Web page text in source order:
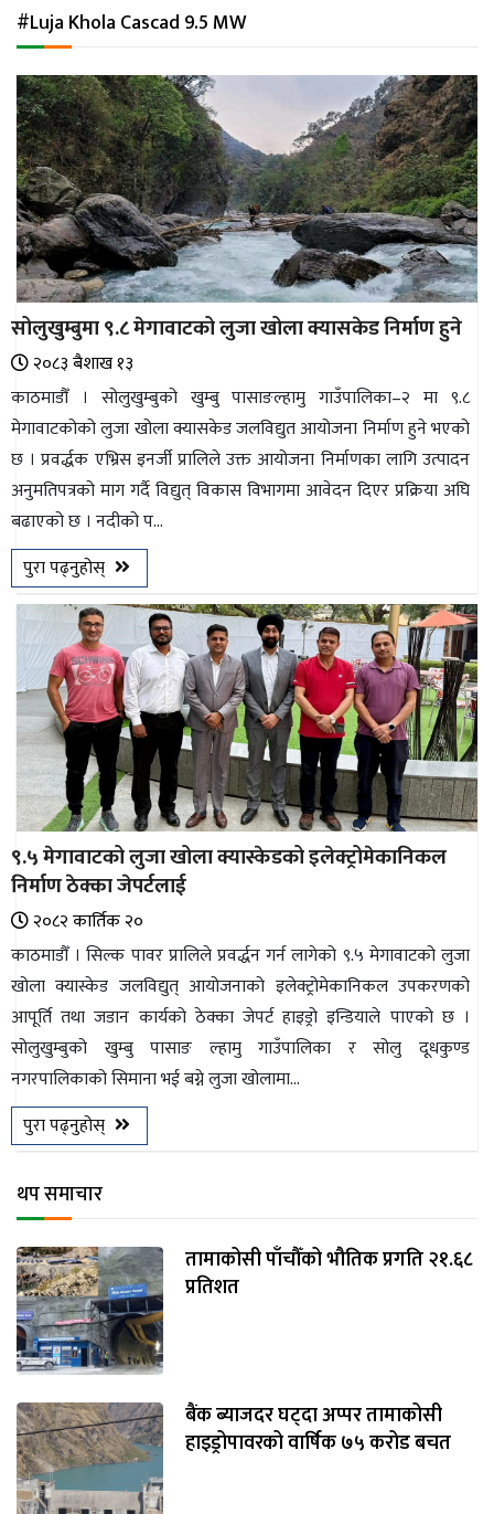
जलवायु
ऊर्जा
दक्षता
उहिलेकाे
खबर
हरित
हाइड्रोजन
इभी
सम्पादकीय
बैंक
पर्यटन
भिडियो
छापा
खोज
प्रोफाइल
ऊर्जा
विशेष
#Luja Khola Cascad 9.5 MW
सोलुखुम्बुमा ९‍.८ मेगावाटको लुजा खोला क्यासकेड निर्माण हुने
२०८३ ब‌ैशाख १३
काठमाडौँ । सोलुखुम्बुको खुम्बु पासाङल्हामु गाउँपालिका–२ मा ९.८
मेगावाटकोको लुजा खोला क्यासकेड जलविद्युत आयोजना निर्माण हुने भएको
छ । प्रवर्द्धक एभ्रिस इनर्जी प्रालिले उक्त आयोजना निर्माणका लागि उत्पादन
अनुमतिपत्रको माग गर्दै विद्युत् विकास विभागमा आवेदन दिएर प्रक्रिया अघि
बढाएको छ । नदीको प...
पुरा पढ्नुहोस्
९.५ मेगावाटको लुजा खोला क्यास्केडको इलेक्ट्रोमेकानिकल
निर्माण ठेक्का जेपर्टलाई
२०८२ कार्तिक २०
काठमाडौँ । सिल्क पावर प्रालिले प्रवर्द्धन गर्न लागेको ९.५ मेगावाटको लुजा
खोला क्यास्केड जलविद्युत् आयोजनाको इलेक्ट्रोमेकानिकल उपकरणको
आपूर्ति तथा जडान कार्यको ठेक्का जेपर्ट हाइड्रो इन्डियाले पाएको छ ।
सोलुखुम्बुको खुम्बु पासाङ ल्हामु गाउँपालिका र सोलु दूधकुण्ड
नगरपालिकाको सिमाना भई बग्ने लुजा खोलामा...
पुरा पढ्नुहोस्
थप समाचार
तामाकोसी पाँचौँको भौतिक प्रगति २१.६८
प्रतिशत
बैंक ब्याजदर घट्दा अप्पर तामाकोसी
हाइड्रोपावरको वार्षिक ७५ करोड बचत